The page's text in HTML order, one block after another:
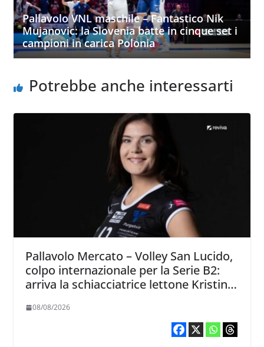
Pallavolo VNL maschile – Fantastico Nik
Mujanovic: la Slovenia batte in cinque set i
campioni in carica Polonia
Potrebbe anche interessarti
Pallavolo Mercato – Volley San Lucido,
colpo internazionale per la Serie B2:
arriva la schiacciatrice lettone Kristine
08/08/2026